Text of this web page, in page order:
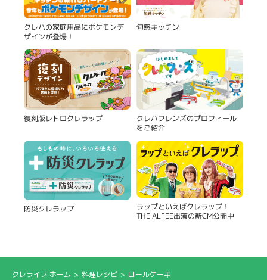
クレハの家庭用品にポケモンデ
ザインが登場！
旬感キッチン
復刻版レトロクレラップ クレハフレンズのプロフィール
をご紹介
防災クレラップ ラップといえばクレラップ！
THE ALFEE出演の新CM公開中
クレライフ ホーム 料理レシピ ロールケーキ